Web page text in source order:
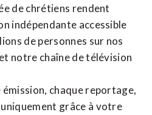
de chrétiens rendent
indépendante accessible
de personnes sur nos
et notre chaîne de télévision
chaque reportage,
grâce à votre